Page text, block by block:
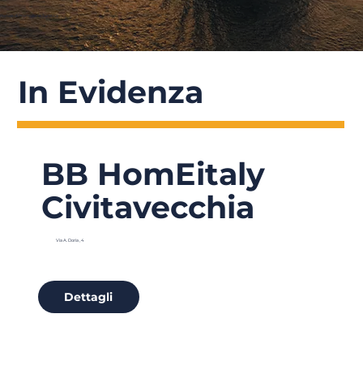
Portale di Promozione Turistica
In Evidenza
BB HomEitaly
Civitavecchia
Via A. Doria , 4
Dettagli